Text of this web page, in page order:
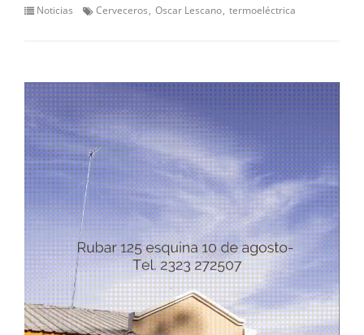
Noticias Cerveceros Oscar Lescano termoeléctrica